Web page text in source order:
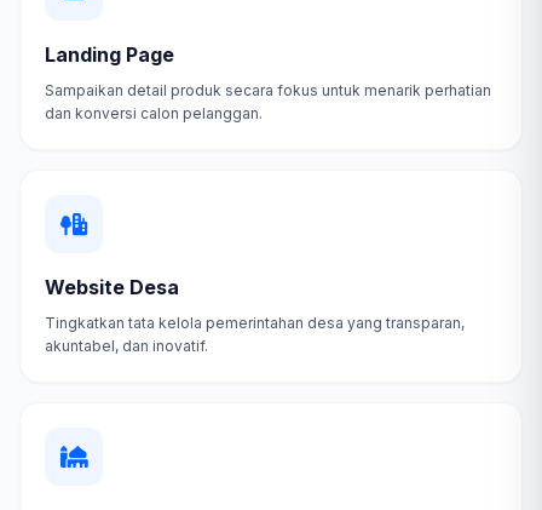
Landing Page
Sampaikan detail produk secara fokus untuk menarik perhatian
dan konversi calon pelanggan.
Website Desa
Tingkatkan tata kelola pemerintahan desa yang transparan,
akuntabel, dan inovatif.